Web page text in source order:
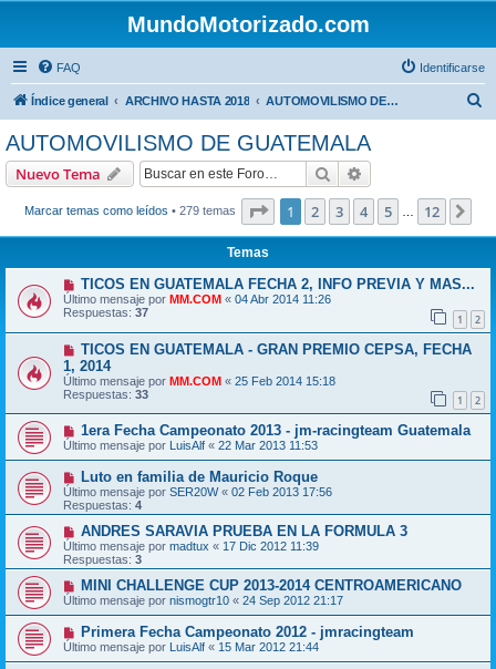
MundoMotorizado.com
FAQ Identificarse
Índice general ARCHIVO HASTA 2018 AUTOMOVILISMO DE GUATEMALA
AUTOMOVILISMO DE GUATEMALA
Nuevo Tema Buscar
Marcar temas como leídos • 279 temas Página de 12
1 2 3 4 5 12
Temas
TICOS EN GUATEMALA FECHA 2, INFO PREVIA Y MAS...
Último mensaje por MM.COM « 04 Abr 2014 11:26
Respuestas: 37 1 2
TICOS EN GUATEMALA - GRAN PREMIO CEPSA, FECHA
1, 2014
Último mensaje por MM.COM « 25 Feb 2014 15:18
Respuestas: 33 1 2
1era Fecha Campeonato 2013 - jm-racingteam Guatemala
Último mensaje por LuisAlf « 22 Mar 2013 11:53
Luto en familia de Mauricio Roque
Último mensaje por SER20W« 02 Feb 2013 17:56
Respuestas: 4
ANDRES SARAVIA PRUEBA EN LA FORMULA 3
Último mensaje por madtux « 17 Dic 2012 11:39
Respuestas: 3
MINI CHALLENGE CUP 2013-2014 CENTROAMERICANO
Último mensaje por nismogtr10 « 24 Sep 2012 21:17
Primera Fecha Campeonato 2012 - jmracingteam
Último mensaje por LuisAlf « 15 Mar 2012 21:44